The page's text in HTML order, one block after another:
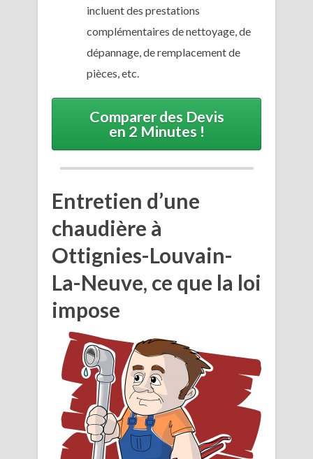
incluent des prestations
complémentaires de nettoyage, de
dépannage, de remplacement de
pièces, etc.
Comparer des Devis
en 2 Minutes !
Entretien d’une
chaudière à
Ottignies-Louvain-
La-Neuve, ce que la loi
impose